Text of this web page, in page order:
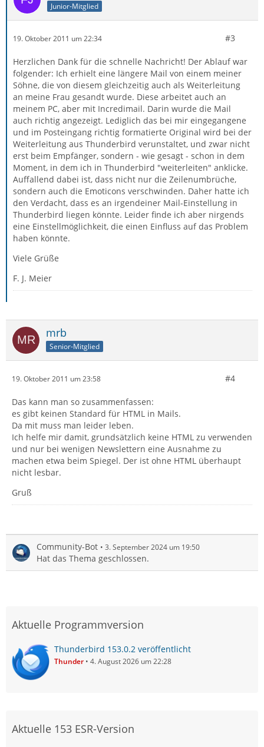
Junior-Mitglied
19. Oktober 2011 um 22:34 #3
Herzlichen Dank für die schnelle Nachricht! Der Ablauf war
folgender: Ich erhielt eine längere Mail von einem meiner
Söhne, die von diesem gleichzeitig auch als Weiterleitung
an meine Frau gesandt wurde. Diese arbeitet auch an
meinem PC, aber mit Incredimail. Darin wurde die Mail
auch richtig angezeigt. Lediglich das bei mir eingegangene
und im Posteingang richtig formatierte Original wird bei der
Weiterleitung aus Thunderbird verunstaltet, und zwar nicht
erst beim Empfänger, sondern - wie gesagt - schon in dem
Moment, in dem ich in Thunderbird "weiterleiten" anklicke.
Auffallend dabei ist, dass nicht nur die Zeilenumbrüche,
sondern auch die Emoticons verschwinden. Daher hatte ich
den Verdacht, dass es an irgendeiner Mail-Einstellung in
Thunderbird liegen könnte. Leider finde ich aber nirgends
eine Einstellmöglichkeit, die einen Einfluss auf das Problem
haben könnte.
Viele Grüße
F. J. Meier
mrb
Senior-Mitglied
19. Oktober 2011 um 23:58 #4
Das kann man so zusammenfassen:
es gibt keinen Standard für HTML in Mails.
Da mit muss man leider leben.
Ich helfe mir damit, grundsätzlich keine HTML zu verwenden
und nur bei wenigen Newslettern eine Ausnahme zu
machen etwa beim Spiegel. Der ist ohne HTML überhaupt
nicht lesbar.
Gruß
Community-Bot 3. September 2024 um 19:50
Hat das Thema geschlossen.
Aktuelle Programmversion
Thunderbird 153.0.2 veröffentlicht
Thunder 4. August 2026 um 22:28
Aktuelle 153 ESR-Version